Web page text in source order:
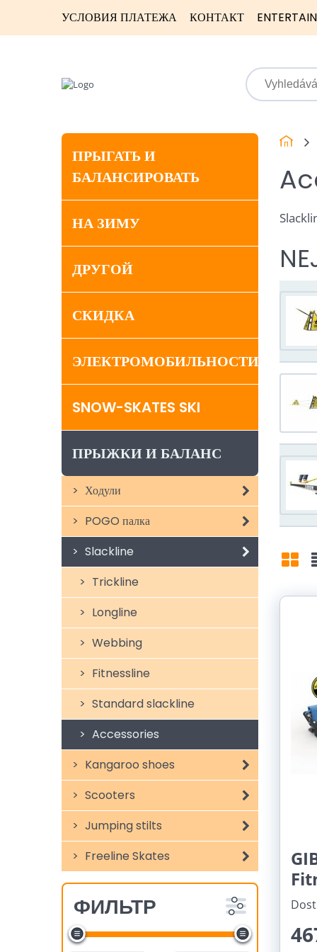
УСЛОВИЯ ПЛАТЕЖА КОНТАКТ
ПРЫГАТЬ И
БАЛАНСИРОВАТЬ
НА ЗИМУ
ДРУГОЙ
СКИДКА
ЭЛЕКТРОМОБИЛЬНОСТИ
SNOW-SKATES SKI
ПРЫЖКИ И БАЛАНС
Ходули
POGO палка
Slackline
Trickline
Longline
Webbing
Fitnessline
Standard slackline
Accessories
Kangaroo shoes
Scooters
Jumping stilts
Freeline Skates
ФИЛЬТР